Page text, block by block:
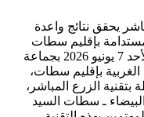
يحقق نتائج واعدة
بإقليم سطات
حلت جريدة النهضة الدولية صبيحة يوم الأحد 7 يونيو 2026 بجماعة
بإقليم سطات،
الزرع المباشر،
ـ سطات السيد